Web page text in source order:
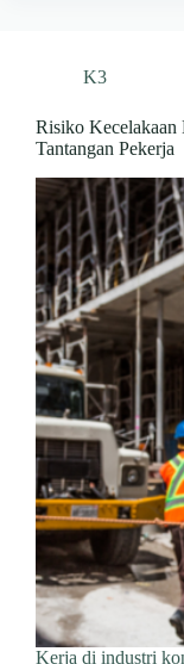
K3
Risiko
Tantangan Pekerja
Kerja di industri